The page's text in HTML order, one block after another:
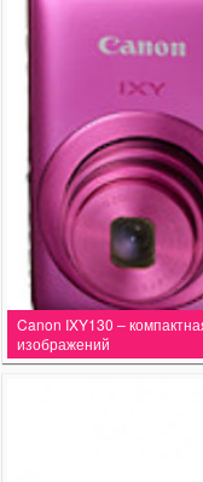
Canon IXY130 –
изображений